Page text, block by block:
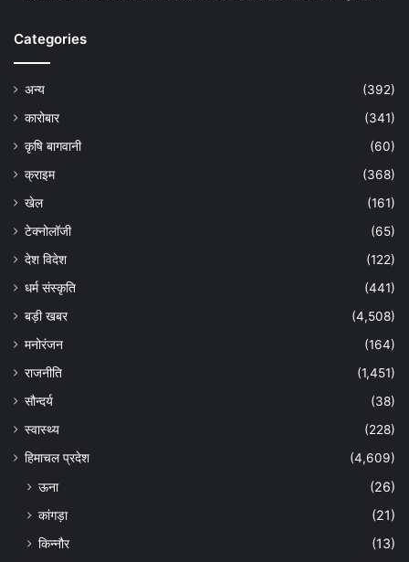
Categories
अन्य
(392)
कारोबार
(341)
कृषि बागवानी
(60)
क्राइम
(368)
खेल
(161)
टेक्नोलॉजी
(65)
देश विदेश
(122)
धर्म संस्कृति
(441)
बड़ी खबर
(4,508)
मनोरंजन
(164)
राजनीति
(1,451)
सौन्दर्य
(38)
स्वास्थ्य
(228)
हिमाचल प्रदेश
(4,609)
ऊना
(26)
कांगड़ा
(21)
किन्नौर
(13)